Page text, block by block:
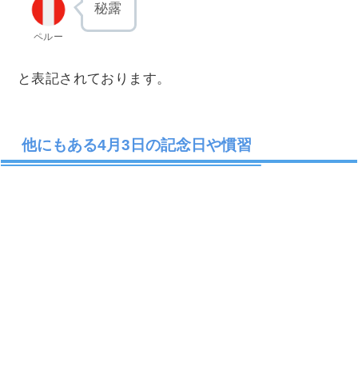
ペルー
秘露
と表記されております。
他にもある4月3日の記念日や慣習